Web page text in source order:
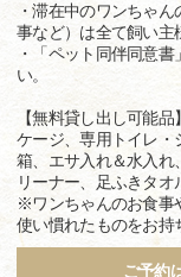
・滞在中のワンちゃ
事など）は全て飼い主
・「ペット同伴同意
い。
【無料貸し出し可能品】
ケージ、専用トイレ・
箱、エサ入れ＆水入れ
リーナー、足ふきタオ
※ワンちゃんのお食事
使い慣れたものをお持
ご予約